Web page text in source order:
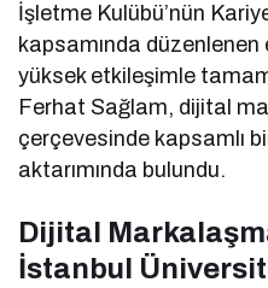
İşletme Kulübü’nün
kapsamında düzenlenen
yüksek etkileşimle
Ferhat Sağlam, dijital
çerçevesinde kapsamlı
aktarımında bulundu.
Dijital
İstanbul